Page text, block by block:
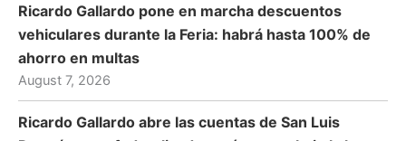
Ricardo Gallardo pone en marcha descuentos
vehiculares durante la Feria: habrá hasta 100% de
ahorro en multas
August 7, 2026
Ricardo Gallardo abre las cuentas de San Luis